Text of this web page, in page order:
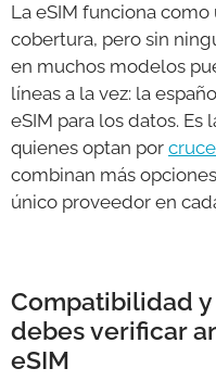
La eSIM funciona
cobertura, pero sin
en muchos modelos
líneas a la vez: la
eSIM para los datos. Es
quienes optan por
combinan más
único proveedor en
Compatibilidad
debes verificar
eSIM